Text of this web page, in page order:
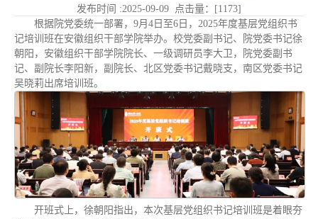
发布时间 :2025-09-09 点击量：[1173]
根据院党委统一部署，9月4日至6日，2025年度基层党组织书
记培训班在安徽组织干部学院举办。校党委副书记、院党委书记徐
朝阳，安徽组织干部学院院长、一级调研员李大卫，院党委副书
记、副院长李阳新，副院长、北区党委书记戴晓支，南区党委书记
吴晓莉出席培训班。
开班式上，徐朝阳指出，本次基层党组织书记培训班是着眼夯